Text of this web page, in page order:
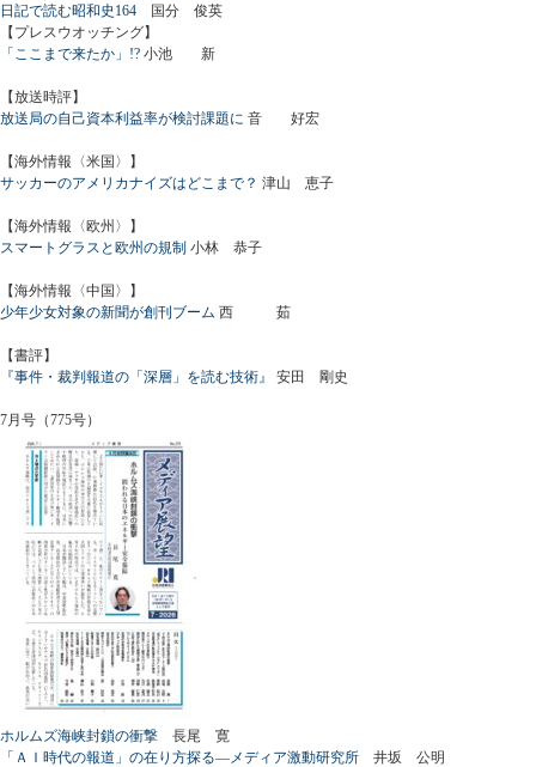
日記で読む昭和史164 国分 俊英
【プレスウオッチング】
「ここまで来たか」!? 小池 新
【放送時評】
放送局の自己資本利益率が検討課題に 音 好宏
【海外情報〈米国〉】
サッカーのアメリカナイズはどこまで？ 津山 恵子
【海外情報〈欧州〉】
スマートグラスと欧州の規制 小林 恭子
【海外情報〈中国〉】
少年少女対象の新聞が創刊ブーム 西 茹
【書評】
『事件・裁判報道の「深層」を読む技術』
安田 剛史
7月号（775号）
ホルムズ海峡封鎖の衝撃 長尾 寛
「ＡＩ時代の報道」の在り方探る―メディア激動研究所 井坂 公明